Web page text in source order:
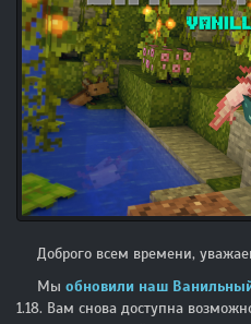
Доброго всем времени,
Мы обновили наш
1.18. Вам снова доступна